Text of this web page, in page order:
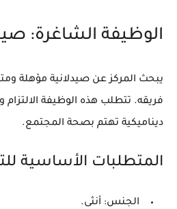
الوظيفة الشاغرة:
يبحث المركز عن صيدلانية مؤهلة
فريقه. تتطلب هذه الوظيفة الالتزام
ديناميكية تهتم بصحة المجتمع.
المتطلبات الأساسية
الجنس: أنثى.